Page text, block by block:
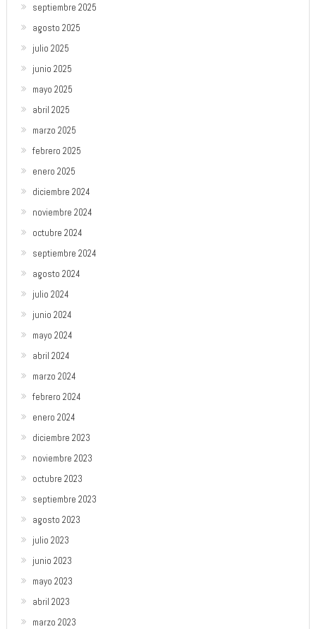
septiembre 2025
agosto 2025
julio 2025
junio 2025
mayo 2025
abril 2025
marzo 2025
febrero 2025
enero 2025
diciembre 2024
noviembre 2024
octubre 2024
septiembre 2024
agosto 2024
julio 2024
junio 2024
mayo 2024
abril 2024
marzo 2024
febrero 2024
enero 2024
diciembre 2023
noviembre 2023
octubre 2023
septiembre 2023
agosto 2023
julio 2023
junio 2023
mayo 2023
abril 2023
marzo 2023